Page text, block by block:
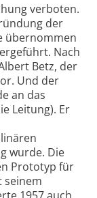
verboten.
der
übernommen
Nach
Betz, der
Und der
an das
Leitung). Er
wurde. Die
Prototyp für
seinem